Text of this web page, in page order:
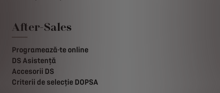
After-Sales
Programează-te online
DS Asistență
Accesorii DS
Criterii de selecție DOPSA